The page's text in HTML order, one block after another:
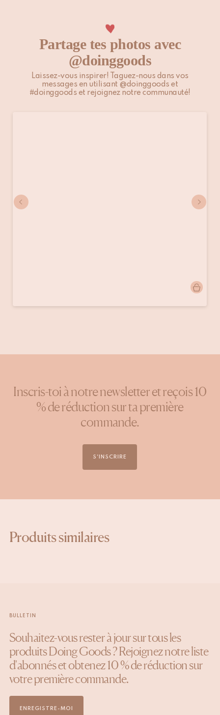
responsables des droits de douane, taxes locales et éventuels
Pour plus d’informations, veuillez consulter notre page
Expédition & Livraison
Partage tes photos avec
@doinggoods
Laissez-vous inspirer! Taguez-nous dans vos
messages en utilisant @doinggoods et
#doinggoods et rejoignez notre communauté!
publiée
Inscris-toi à notre newsletter et reçois 10
% de réduction sur ta première
commande.
S'INSCRIRE
Produits similaires
BULLETIN
Souhaitez-vous rester à jour sur tous les
produits Doing Goods ? Rejoignez notre liste
d'abonnés et obtenez 10 % de réduction sur
votre première commande.
ENREGISTRE-MOI